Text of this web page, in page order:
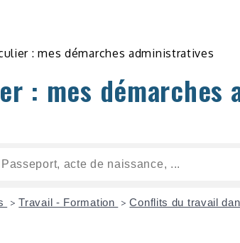
: mes démarches administratives
: mes démarches
> Travail - Formation > Conflits du travail